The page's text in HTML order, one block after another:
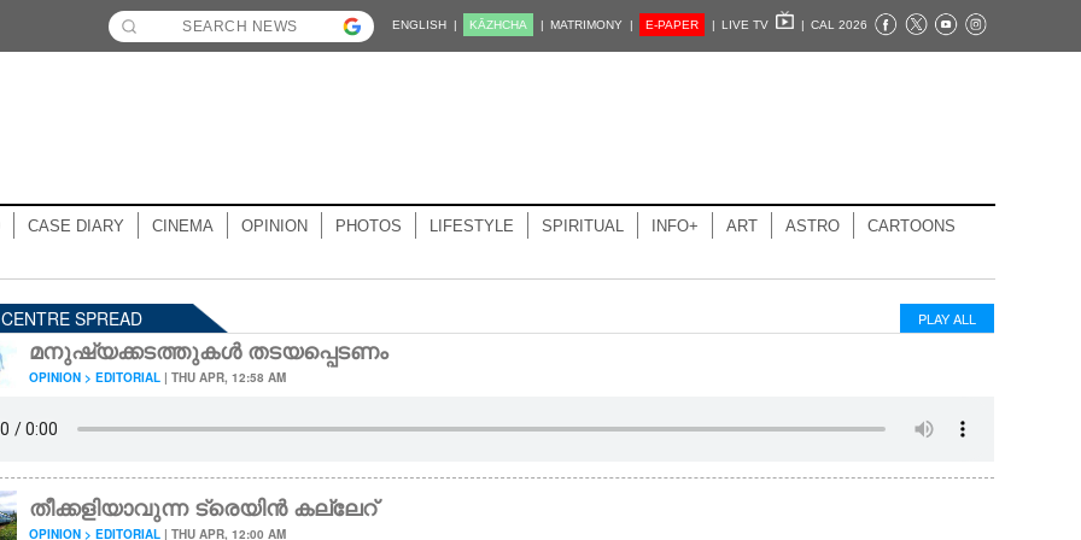
ENGLISH | KĀZHCHA | MATRIMONY | E-PAPER | LIVE TV | CAL 2026
CASE DIARY CINEMA OPINION PHOTOS LIFESTYLE SPIRITUAL INFO+ ART ASTRO CARTOONS
SPREAD PLAY ALL
മനുഷ്യക്കടത്തുകൾ തടയപ്പെടണം
OPINION > EDITORIAL| THU APR, 12:58 AM
തീക്കളിയാവുന്ന ട്രെയിൻ കല്ലേറ്
OPINION > EDITORIAL| THU APR, 12:00 AM